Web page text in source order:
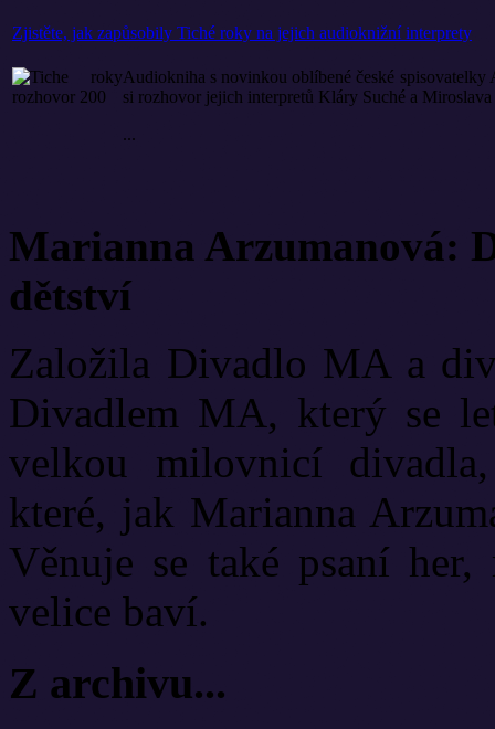
Zjistěte, jak zapůsobily Tiché roky na jejich audioknižní interprety
Audiokniha s novinkou oblíbené české
si rozhovor jejich interpretů Kláry Suché a Miroslava
...
Marianna Arzumanová:
dětství
Založila Divadlo MA a
Divadlem MA, který se
velkou milovnicí
které, jak Marianna
Věnuje se také psaní
velice baví.
Z archivu...